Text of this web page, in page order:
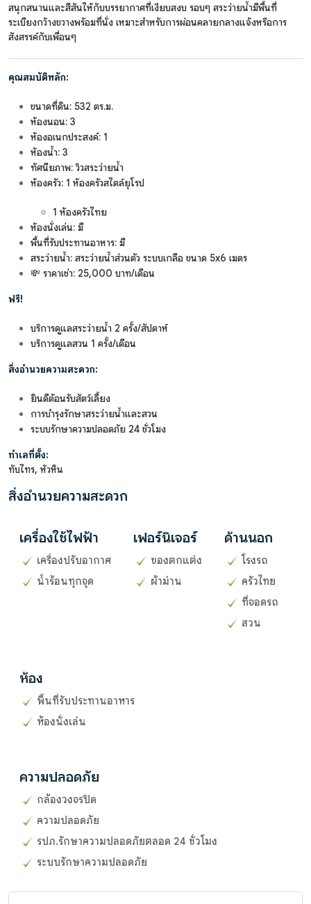
สนุกสนานและสีสันให้กับบรรยากาศที่เงียบสงบ รอบๆ สระว่ายน้ำมีพื้นที่
ระเบียงกว้างขวางพร้อมที่นั่ง เหมาะสำหรับการผ่อนคลายกลางแจ้งหรือการ
สังสรรค์กับเพื่อนๆ
คุณสมบัติหลัก:
ขนาดที่ดิน: 532 ตร.ม.
ห้องนอน: 3
ห้องอเนกประสงค์: 1
ห้องน้ำ: 3
ทัศนียภาพ: วิวสระว่ายน้ำ
ห้องครัว: 1 ห้องครัวสไตล์ยุโรป
1 ห้องครัวไทย
ห้องนั่งเล่น: มี
พื้นที่รับประทานอาหาร: มี
สระว่ายน้ำ: สระว่ายน้ำส่วนตัว ระบบเกลือ ขนาด 5x6 เมตร
💸 ราคาเช่า: 25,000 บาท/เดือน
ฟรี!
บริการดูแลสระว่ายน้ำ 2 ครั้ง/สัปดาห์
บริการดูแลสวน 1 ครั้ง/เดือน
สิ่งอำนวยความสะดวก:
ยินดีต้อนรับสัตว์เลี้ยง
การบำรุงรักษาสระว่ายน้ำและสวน
ระบบรักษาความปลอดภัย 24 ชั่วโมง
ทำเลที่ตั้ง:
ทับไทร, หัวหิน
สิ่งอำนวยความสะดวก
เครื่องใช้ไฟฟ้า
เครื่องปรับอากาศ
น้ำร้อนทุกจุด
เฟอร์นิเจอร์
ของตกแต่ง
ผ้าม่าน
ด้านนอก
โรงรถ
ครัวไทย
ที่จอดรถ
สวน
ห้อง
พื้นที่รับประทานอาหาร
ห้องนั่งเล่น
ความปลอดภัย
กล้องวงจรปิด
ความปลอดภัย
รปภ.รักษาความปลอดภัยตลอด 24 ชั่วโมง
ระบบรักษาความปลอดภัย